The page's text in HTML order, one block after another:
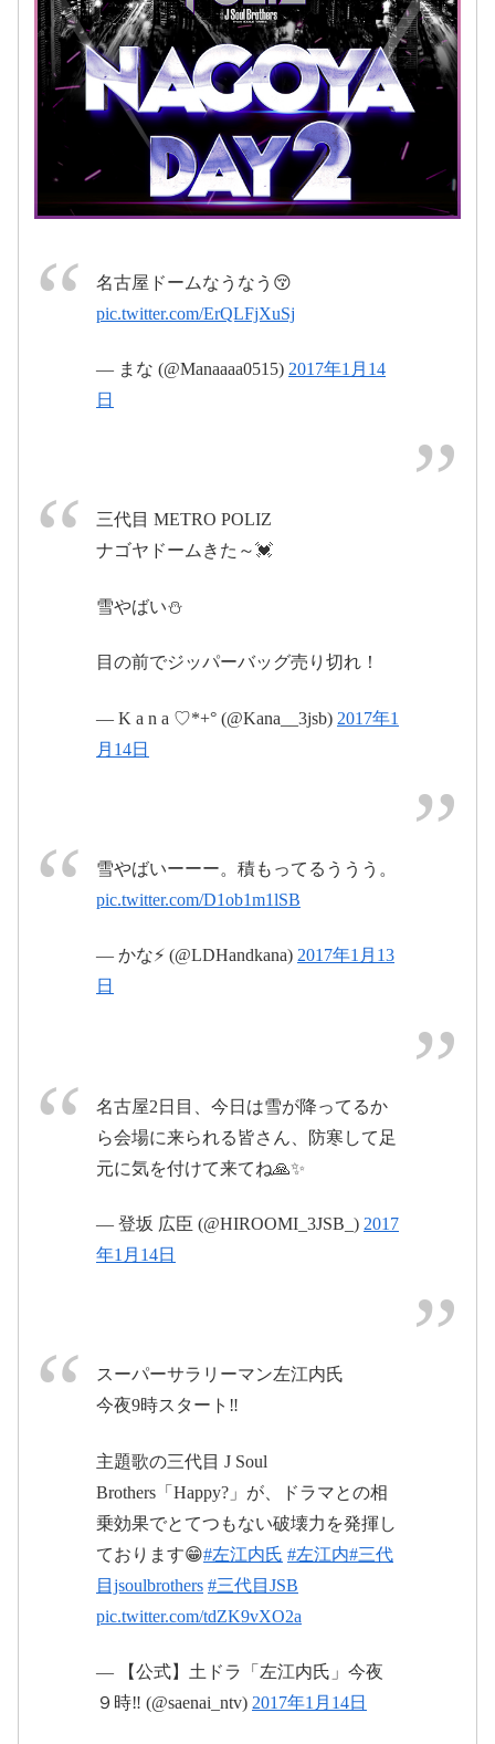
15日
2017年1月14日
月14日
pic.twitter.com/zIwCKRWLTp
#MPレポ
2017年1月13
13日
jsoulbrothers
名古屋ドームなうなう😚
pic.twitter.com/ErQLFjXuSj
— まな (@Manaaaa0515) 2017年1月14
日
三代目 METRO POLIZ
ナゴヤドームきた～💓
雪やばい⛄
目の前でジッパーバッグ売り切れ！
— K a n a ♡*+° (@Kana__3jsb) 2017年1
月14日
雪やばいーーー。積もってるううう。
pic.twitter.com/D1ob1m1lSB
— かな⚡ (@LDHandkana) 2017年1月13
日
名古屋2日目、今日は雪が降ってるか
ら会場に来られる皆さん、防寒して足
元に気を付けて来てね🙏✨
— 登坂 広臣 (@HIROOMI_3JSB_) 2017
年1月14日
スーパーサラリーマン左江内氏
今夜9時スタート‼️
主題歌の三代目 J Soul
Brothers「Happy?」が、ドラマとの相
乗効果でとてつもない破壊力を発揮し
ております😁#左江内氏 #左江内#三代
目jsoulbrothers #三代目JSB
pic.twitter.com/tdZK9vXO2a
— 【公式】土ドラ「左江内氏」今夜
９時‼️ (@saenai_ntv) 2017年1月14日